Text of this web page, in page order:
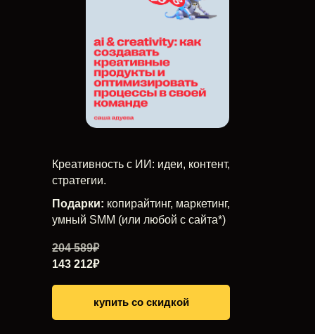
купить со скидкой
Креативность с ИИ: идеи, контент,
стратегии.
Подарки: копирайтинг, маркетинг,
умный SMM (или любой с сайта*)
204 589₽
143 212₽